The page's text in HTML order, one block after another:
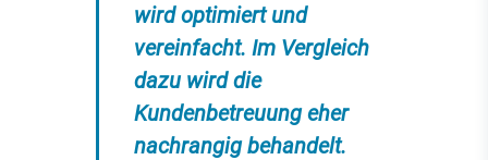
wird optimiert und
vereinfacht. Im Vergleich
dazu wird die
Kundenbetreuung eher
nachrangig behandelt.